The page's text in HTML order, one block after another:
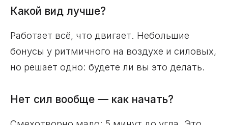
Какой вид лучше?
Работает всё, что двигает. Небольшие
бонусы у ритмичного на воздухе и силовых,
но решает одно: будете ли вы это делать.
Нет сил вообще — как начать?